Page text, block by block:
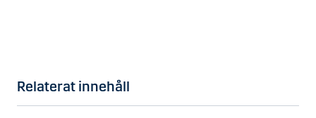
Relaterat innehåll